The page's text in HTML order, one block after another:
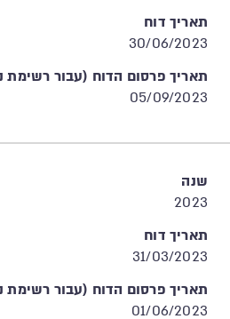
תאריך דוח
30/06/2023
תאריך פרסום הדוח (עבור רשימת
05/09/2023
שנה
2023
תאריך דוח
31/03/2023
תאריך פרסום הדוח (עבור רשימת
01/06/2023